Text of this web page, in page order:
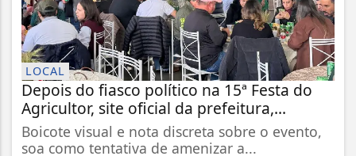
LOCAL
Depois do fiasco político na 15ª Festa do
Agricultor, site oficial da prefeitura,...
Boicote visual e nota discreta sobre o evento,
soa como tentativa de amenizar a...